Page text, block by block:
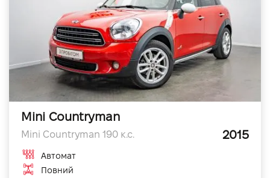
Mini Countryman
Mini Countryman 190 к.с. 2015
Автомат
Повний